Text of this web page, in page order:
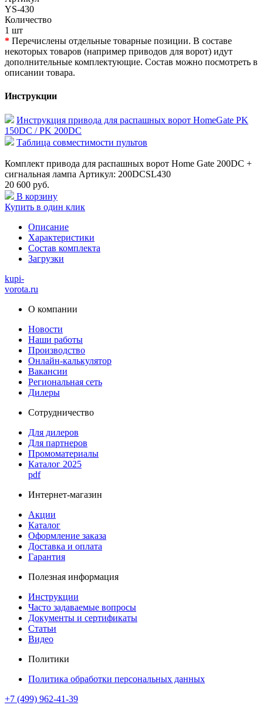
YS-430
Количество
1 шт
* Перечислены отдельные товарные позиции. В составе
некоторых товаров (например приводов для ворот) идут
дополнительные комплектующие. Состав можно посмотреть в
описании товара.
Инструкции
Инструкция привода для распашных ворот HomeGate PK
150DC / PK 200DC
Таблица совместимости пультов
Комплект привода для распашных ворот Home Gate 200DC +
сигнальная лампа Артикул: 200DCSL430
20 600 руб.
В корзину
Купить в один клик
Описание
Характеристики
Состав комплекта
Загрузки
kupi-
vorota.ru
О компании
Новости
Наши работы
Производство
Онлайн-калькулятор
Вакансии
Региональная сеть
Дилеры
Сотрудничество
Для дилеров
Для партнеров
Промоматериалы
Каталог 2025
pdf
Интернет-магазин
Акции
Каталог
Оформление заказа
Доставка и оплата
Гарантия
Полезная информация
Инструкции
Часто задаваемые вопросы
Документы и сертификаты
Статьи
Видео
Политики
Политика обработки персональных данных
+7 (499) 962-41-39